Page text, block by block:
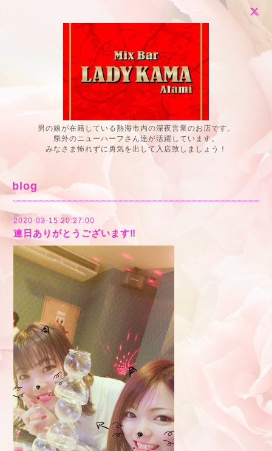
男の娘が在籍している熱海市内の深夜営業のお店です。
県外のニューハーフさん達が活躍しています。
みなさま怖れずに勇気を出して入店致しましょう！
blog
2020-03-15 20:27:00
連日ありがとうございます‼️